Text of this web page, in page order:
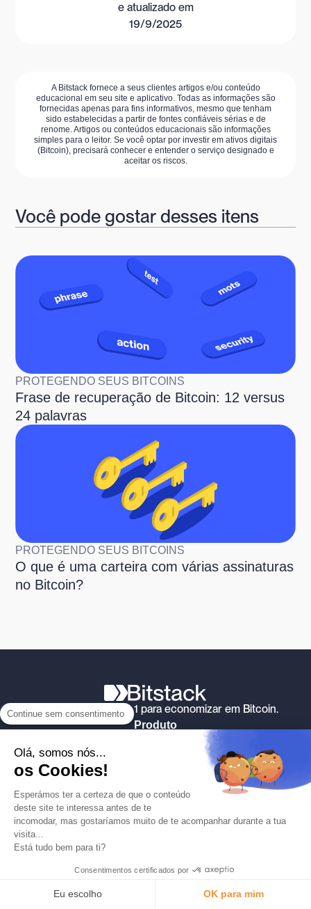
Continue sem consentimento
Olá, somos nós...
os Cookies!
Esperámos ter a certeza de que o conteúdo
deste site te interessa antes de te
incomodar, mas gostaríamos muito de te acompanhar durante a tua
visita...
Está tudo bem para ti?
Consentimentos certificados por
Eu escolho OK para mim
e atualizado em
19/9/2025
A Bitstack fornece a seus clientes artigos e/ou conteúdo
educacional em seu site e aplicativo. Todas as informações são
fornecidas apenas para fins informativos, mesmo que tenham
sido estabelecidas a partir de fontes confiáveis sérias e de
renome. Artigos ou conteúdos educacionais são informações
simples para o leitor. Se você optar por investir em ativos digitais
(Bitcoin), precisará conhecer e entender o serviço designado e
aceitar os riscos.
Você pode gostar desses itens
PROTEGENDO SEUS BITCOINS
Frase de recuperação de Bitcoin: 12 versus
24 palavras
PROTEGENDO SEUS BITCOINS
O que é uma carteira com várias assinaturas
no Bitcoin?
O aplicativo número 1 para economizar em Bitcoin.
Produto
Arredondamento automático
Segurança
Tarifas
Entendendo o Bitcoin